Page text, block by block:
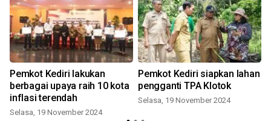
Pemkot Kediri lakukan
berbagai upaya raih 10 kota
inflasi terendah
Selasa, 19 November 2024
Pemkot Kediri siapkan lahan
pengganti TPA Klotok
Selasa, 19 November 2024